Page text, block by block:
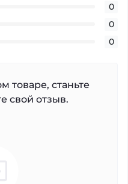
0
0
0
товаре, станьте
свой отзыв.